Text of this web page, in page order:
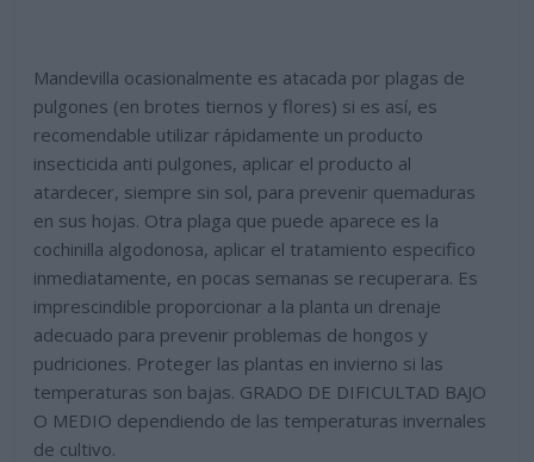
Mandevilla ocasionalmente es atacada por plagas de
pulgones (en brotes tiernos y flores) si es así, es
recomendable utilizar rápidamente un producto
insecticida anti pulgones, aplicar el producto al
atardecer, siempre sin sol, para prevenir quemaduras
en sus hojas. Otra plaga que puede aparece es la
cochinilla algodonosa, aplicar el tratamiento especifico
inmediatamente, en pocas semanas se recuperara. Es
imprescindible proporcionar a la planta un drenaje
adecuado para prevenir problemas de hongos y
pudriciones. Proteger las plantas en invierno si las
temperaturas son bajas. GRADO DE DIFICULTAD BAJO
O MEDIO dependiendo de las temperaturas invernales
de cultivo.